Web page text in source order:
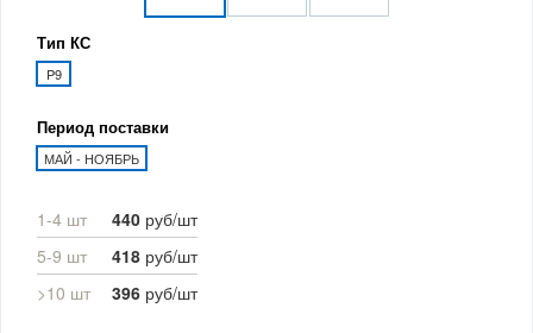
Тип КС
P9
Период поставки
МАЙ - НОЯБРЬ
1-4 шт 440 руб/шт
5-9 шт
418 руб/шт
>10 шт
396 руб/шт